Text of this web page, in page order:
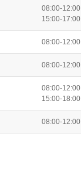
08:00-12:00
15:00-17:00
08:00-12:00
08:00-12:00
08:00-12:00
15:00-18:00
08:00-12:00